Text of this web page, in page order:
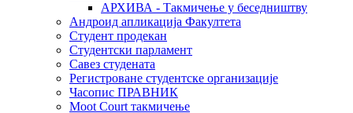
АРХИВА - Такмичење у беседништву
Андроид апликација Факултета
Студент продекан
Студентски парламент
Савез студената
Регистроване студентске организације
Часопис ПРАВНИК
Moot Court такмичење